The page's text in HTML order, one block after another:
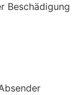
Beschädigung